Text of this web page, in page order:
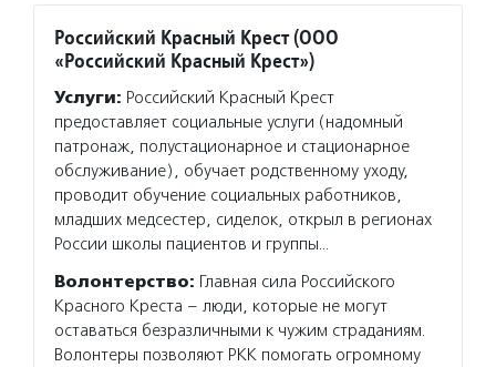
Российский Красный Крест (ООО
«Российский Красный Крест»)
Услуги: Российский Красный Крест
предоставляет социальные услуги (надомный
патронаж, полустационарное и стационарное
обслуживание), обучает родственному уходу,
проводит обучение социальных работников,
младших медсестер, сиделок, открыл в регионах
России школы пациентов и группы…
Волонтерство: Главная сила Российского
Красного Креста – люди, которые не могут
оставаться безразличными к чужим страданиям.
Волонтеры позволяют РКК помогать огромному